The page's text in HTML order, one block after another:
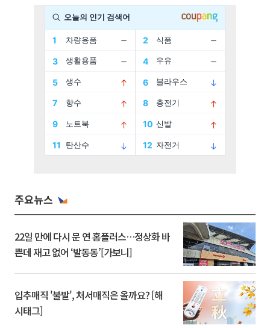
주요뉴스
22일 만에 다시 문 연 홈플러스…정상화 바
쁜데 재고 없어 ‘발동동’[가보니]
입추매직 '불발', 처서매직은 올까요? [해
시태그]